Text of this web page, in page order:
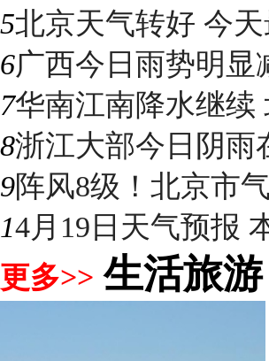
5北京天气转好 今
6广西今日雨势明显
7华南江南降水继续
8浙江大部今日阴雨
9阵风8级！北京市
14月19日天气预报
更多>> 生活旅游